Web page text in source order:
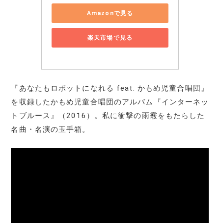
Amazonで見る
楽天市場で見る
『あなたもロボットになれる feat. かもめ児童合唱団』
を収録したかもめ児童合唱団のアルバム『インターネッ
トブルース』（2016）。私に衝撃の雨霰をもたらした
名曲・名演の玉手箱。